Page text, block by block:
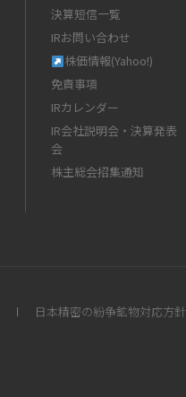
決算短信一覧
IRお問い合わせ
株価情報(Yahoo!)
免責事項
IRカレンダー
IR会社説明会・決算発表
会
株主総会招集通知
日本精密の紛争鉱物対応方針